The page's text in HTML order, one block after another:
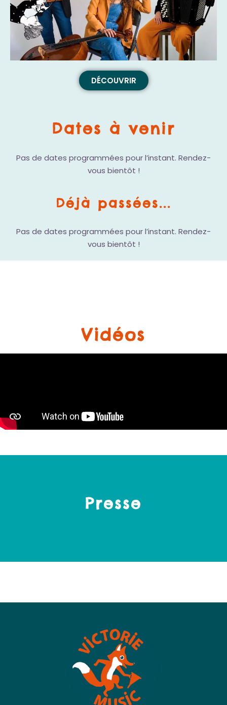
DÉCOUVRIR
Dates à venir
Pas de dates programmées pour l’instant. Rendez-
vous bientôt !
Déjà passées...
Pas de dates programmées pour l’instant. Rendez-
vous bientôt !
Vidéos
Presse